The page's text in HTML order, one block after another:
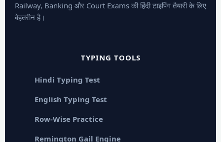
Railway, Banking और Court Exams की हिंदी टाइपिंग तैयारी के लिए
बेहतरीन है।
TYPING TOOLS
Hindi Typing Test
English Typing Test
Row-Wise Practice
Remington Gail Engine